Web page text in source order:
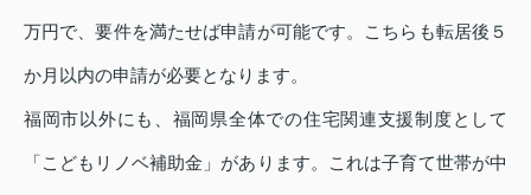
万円で、要件を満たせば申請が可能です。こちらも転居後５
か月以内の申請が必要となります。
福岡市以外にも、福岡県全体での住宅関連支援制度として
「こどもリノベ補助金」があります。これは子育て世帯が中